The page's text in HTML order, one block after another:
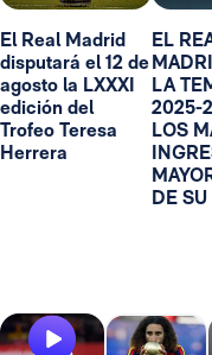
El Real Madrid
disputará el 12 de
agosto la LXXXI
edición del
Trofeo Teresa
Herrera
EL
LA
2025-
LOS
DE